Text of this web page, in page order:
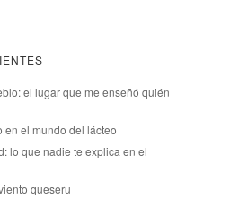
el lugar que me enseñó quién
en el mundo del lácteo
lo que nadie te explica en el
queseru